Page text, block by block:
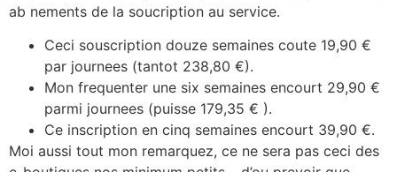
ab nements de la soucription au service.
Ceci souscription douze semaines coute 19,90 €
par journees (tantot 238,80 €).
Mon frequenter une six semaines encourt 29,90 €
parmi journees (puisse 179,35 € ).
Ce inscription en cinq semaines encourt 39,90 €.
Moi aussi tout mon remarquez, ce ne sera pas ceci des